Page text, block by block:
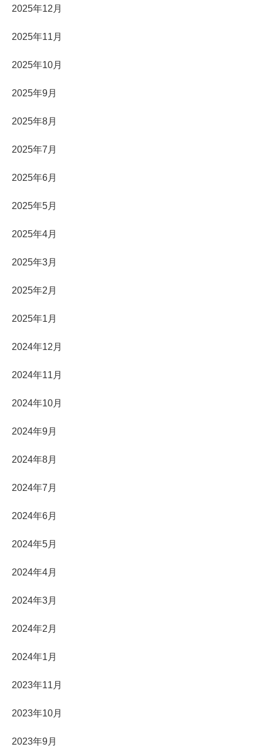
2025年12月
2025年11月
2025年10月
2025年9月
2025年8月
2025年7月
2025年6月
2025年5月
2025年4月
2025年3月
2025年2月
2025年1月
2024年12月
2024年11月
2024年10月
2024年9月
2024年8月
2024年7月
2024年6月
2024年5月
2024年4月
2024年3月
2024年2月
2024年1月
2023年11月
2023年10月
2023年9月